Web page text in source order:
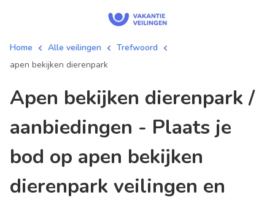
Home Alle veilingen
Trefwoord
apen bekijken dierenpark
apen bekijken dierenpark /
aanbiedingen - Plaats je
bod op apen bekijken
dierenpark veilingen en